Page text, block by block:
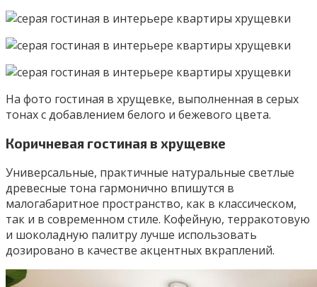
На фото гостиная в хрущевке, выполненная в серых
тонах с добавлением белого и бежевого цвета.
Коричневая гостиная в хрущевке
Универсальные, практичные натуральные светлые
древесные тона гармонично впишутся в
малогабаритное пространство, как в классическом,
так и в современном стиле. Кофейную, терракотовую
и шоколадную палитру лучше использовать
дозировано в качестве акцентных вкраплений.